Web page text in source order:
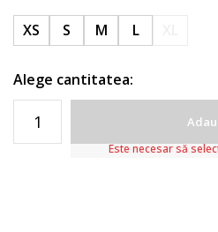
XS S M L
Alege cantitatea:
Este necesar să